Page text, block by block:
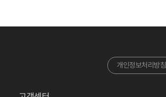
개인정보처리방침